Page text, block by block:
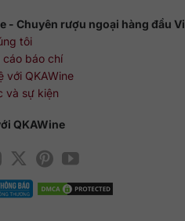
- Chuyên rượu ngoại hàng đầu
tôi
cáo báo chí
với QKAWine
và sự kiện
QKAWine